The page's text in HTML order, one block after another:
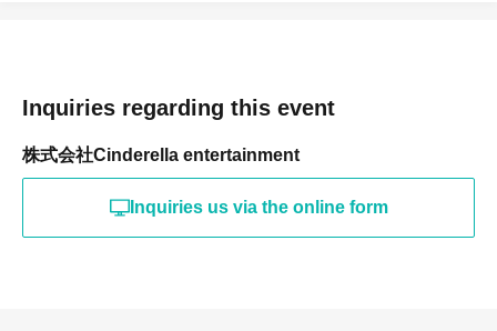
Inquiries regarding this event
株式会社Cinderella entertainment
Inquiries us via the online form